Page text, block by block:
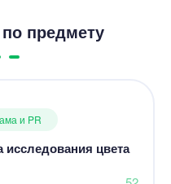
предмету
и PR
цвета